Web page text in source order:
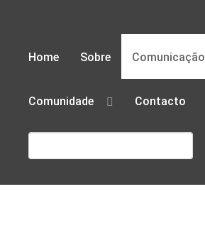
Home Sobre Comunicação
Comunidade Contacto